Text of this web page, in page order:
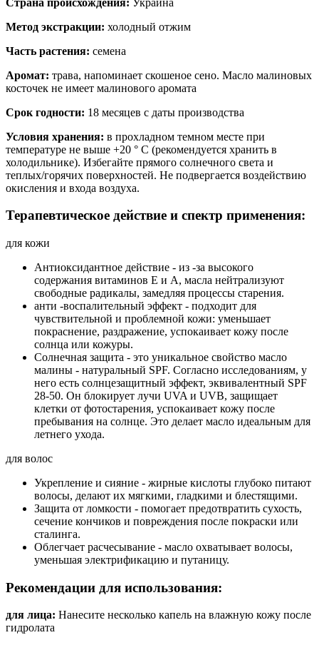
Метод экстракции: холодный отжим
Часть растения: семена
Аромат: трава, напоминает скошеное сено. Масло малиновых
косточек не имеет малинового аромата
Срок годности: 18 месяцев с даты производства
Условия хранения: в прохладном темном месте при
температуре не выше +20 ° C (рекомендуется хранить в
холодильнике). Избегайте прямого солнечного света и
теплых/горячих поверхностей. Не подвергается воздействию
окисления и входа воздуха.
Терапевтическое действие и спектр применения:
для кожи
Антиоксидантное действие - из -за высокого
содержания витаминов E и A, масла нейтрализуют
свободные радикалы, замедляя процессы старения.
анти -воспалительный эффект - подходит для
чувствительной и проблемной кожи: уменьшает
покраснение, раздражение, успокаивает кожу после
солнца или кожуры.
Солнечная защита - это уникальное свойство масло
малины - натуральный SPF. Согласно исследованиям, у
него есть солнцезащитный эффект, эквивалентный SPF
28-50. Он блокирует лучи UVA и UVB, защищает
клетки от фотостарения, успокаивает кожу после
пребывания на солнце. Это делает масло идеальным для
летнего ухода.
для волос
Укрепление и сияние - жирные кислоты глубоко питают
волосы, делают их мягкими, гладкими и блестящими.
Защита от ломкости - помогает предотвратить сухость,
сечение кончиков и повреждения после покраски или
сталинга.
Облегчает расчесывание - масло охватывает волосы,
уменьшая электрификацию и путаницу.
Рекомендации для использования:
для лица: Нанесите несколько капель на влажную кожу после
гидролата